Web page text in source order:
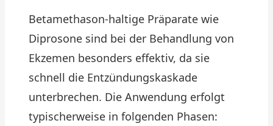
Betamethason-haltige Präparate wie
Diprosone sind bei der Behandlung von
Ekzemen besonders effektiv, da sie
schnell die Entzündungskaskade
unterbrechen. Die Anwendung erfolgt
typischerweise in folgenden Phasen: